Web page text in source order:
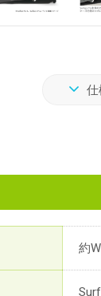
仕
約